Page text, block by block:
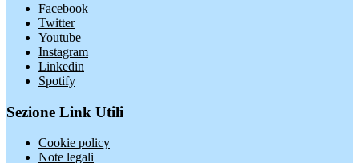
Facebook
Twitter
Youtube
Instagram
Linkedin
Spotify
Sezione Link Utili
Cookie policy
Note legali